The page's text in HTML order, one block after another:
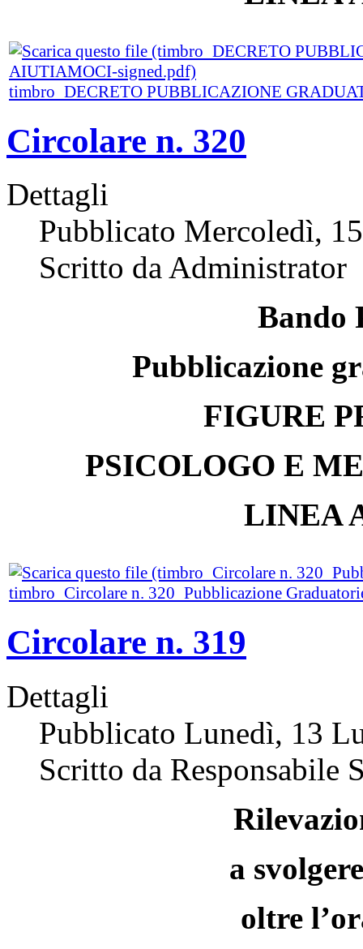
timbro_DECRETO PUBBLICAZIONE
Circolare n. 320
Dettagli
Pubblicato Mercoledì,
Scritto da Administrator
Bando
Pubblicazione
FIGURE
PSICOLOGO E
LINEA
timbro_Circolare n. 320_Pubblicazione
Circolare n. 319
Dettagli
Pubblicato Lunedì, 13
Scritto da Responsabile
a
oltre